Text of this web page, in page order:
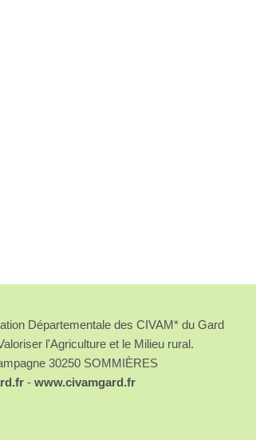
Départementale des CIVAM* du Gard
l'Agriculture et le Milieu rural.
30250 SOMMIÈRES
- www.civamgard.fr